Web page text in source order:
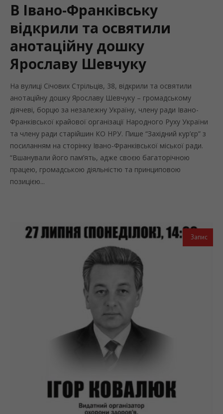
В Івано-Франківську
відкрили та освятили
анотаційну дошку
Ярославу Шевчуку
На вулиці Січових Стрільців, 38, відкрили та освятили
анотаційну дошку Ярославу Шевчуку – громадському
діячеві, борцю за незалежну Україну, члену ради Івано-
Франківської крайової організації Народного Руху України
та члену ради старійшин КО НРУ. Пише “Західний кур’єр” з
посиланням на сторінку Івано-Франківської міської ради.
“Вшанували його пам’ять, адже своєю багаторічною
працею, громадською діяльністю та принциповою
позицією...
Запис